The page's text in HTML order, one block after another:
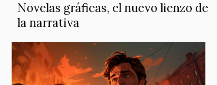
Novelas gráficas, el nuevo lienzo de
la narrativa